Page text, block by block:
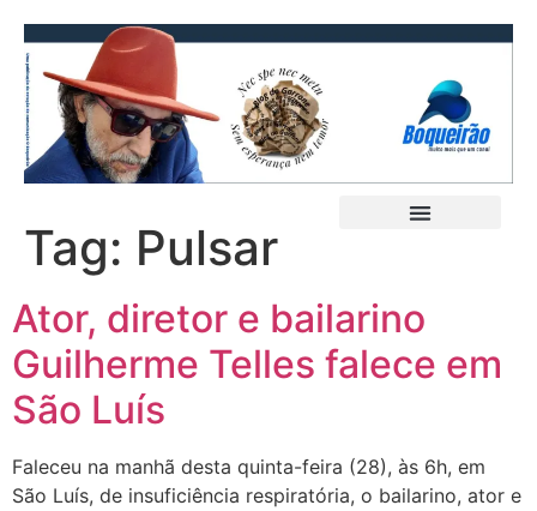
Tag: Pulsar
Ator, diretor e bailarino
Guilherme Telles falece em
São Luís
Faleceu na manhã desta quinta-feira (28), às 6h, em
São Luís, de insuficiência respiratória, o bailarino, ator e